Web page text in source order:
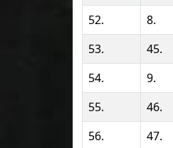
52.
8.
53.
45.
54.
9.
55.
46.
56.
47.